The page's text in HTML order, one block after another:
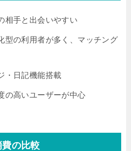
相手と出会いやすい
型の利用者が多く、マッチング
・日記機能搭載
の高いユーザーが中心
の比較